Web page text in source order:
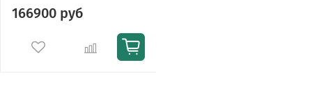
166900 руб